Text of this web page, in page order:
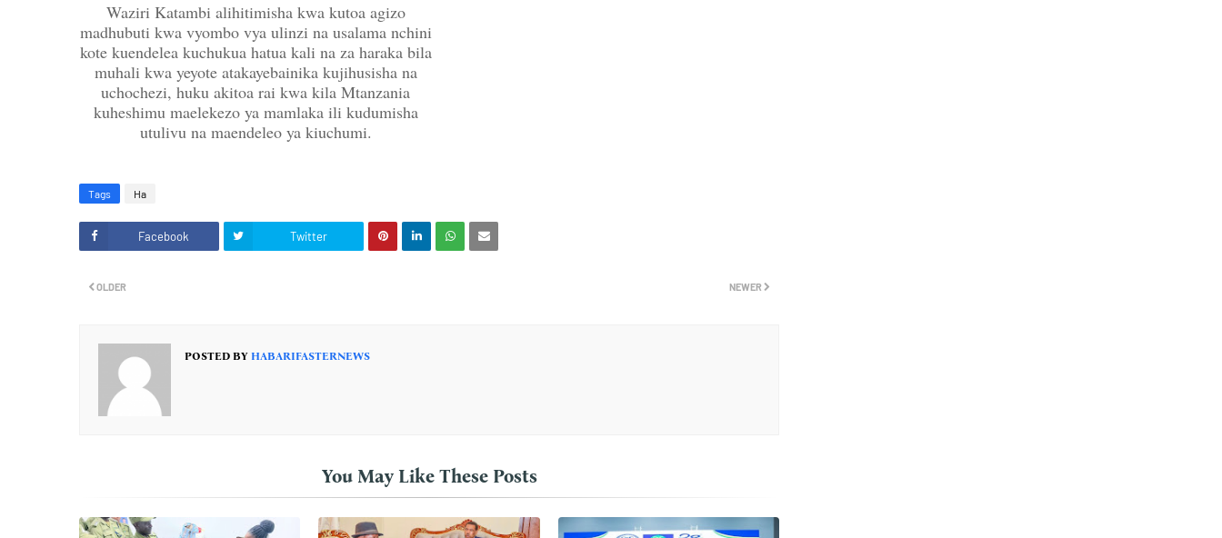
Waziri Katambi alihitimisha kwa kutoa agizo
madhubuti kwa vyombo vya ulinzi na usalama nchini
kote kuendelea kuchukua hatua kali na za haraka bila
muhali kwa yeyote atakayebainika kujihusisha na
uchochezi, huku akitoa rai kwa kila Mtanzania
kuheshimu maelekezo ya mamlaka ili kudumisha
utulivu na maendeleo ya kiuchumi.
Tags Ha
Facebook Twitter
NEWER
OLDER
POSTED BY HABARIFASTERNEWS
You May Like These Posts